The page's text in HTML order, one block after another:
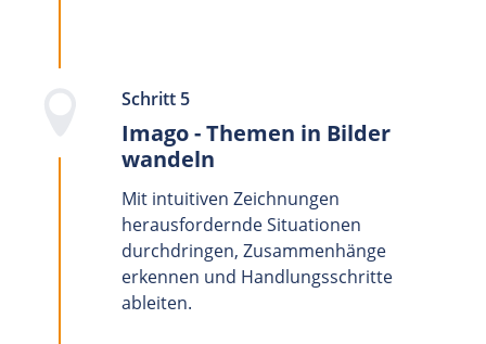
Schritt 5
Imago - Themen in Bilder
wandeln
Mit intuitiven Zeichnungen
herausfordernde Situationen
durchdringen, Zusammenhänge
erkennen und Handlungsschritte
ableiten.